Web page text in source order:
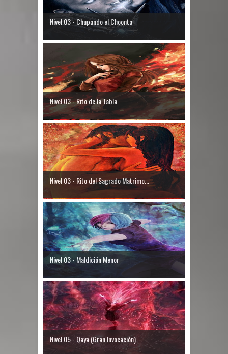
Nivel 03 - Chupando el Choonta
Nivel 03 - Rito de la Tabla
Nivel 03 - Rito del Sagrado Matrimo...
Nivel 03 - Maldición Menor
Nivel 05 - Qaya (Gran Invocación)